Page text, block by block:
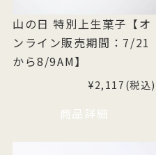
山の日 特別上生菓子【オ
ンライン販売期間：7/21
から8/9AM】
¥2,117(税込)
商品詳細